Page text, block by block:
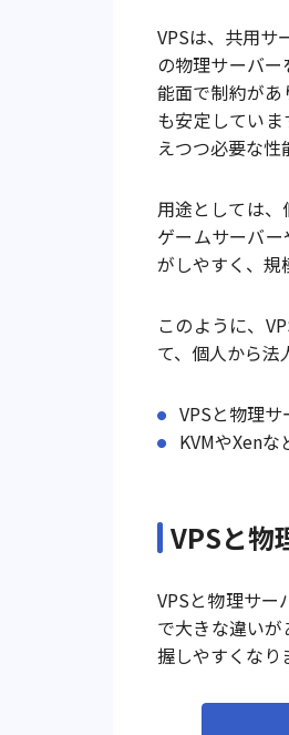
VPSは、共用サ
の物理サーバ
能面で制約が
も安定してい
えつつ必要な性
用途としては
ゲームサーバ
がしやすく、規
このように、
て、個人から法
VPSと物理
KVMやXen
VPSと物
VPSと物理サ
で大きな違い
握しやすくなり